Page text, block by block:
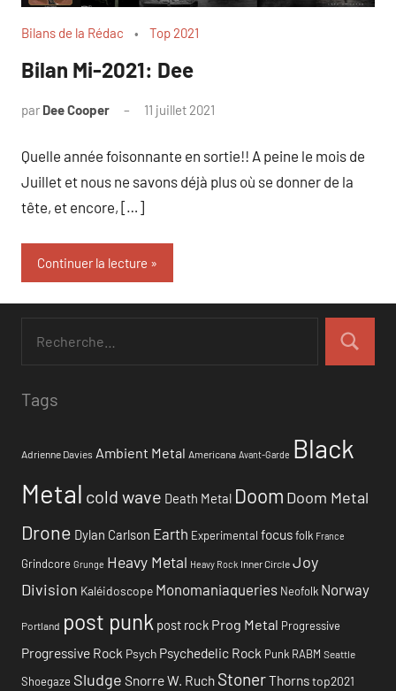
Bilans de la Rédac Top 2021
Bilan Mi-2021: Dee
par Dee Cooper 11 juillet 2021
Quelle année foisonnante en sortie!! A peine le mois de
Juillet et nous ne savons déjà plus où se donner de la
tête, et encore, […]
Continuer la lecture
Tags
Adrienne Davies Ambient Metal Americana Avant-Garde Black
Metal cold wave Death Metal Doom Doom Metal
Drone Dylan Carlson Earth Experimental focusfolk France
Grindcore Grunge Heavy Metal Heavy Rock Inner Circle Joy
Division Kaléidoscope Monomaniaqueries Neofolk Norway
Portland post punk post rock Prog Metal Progressive
Progressive Rock Psych Psychedelic Rock Punk RABM Seattle
Shoegaze Sludge Snorre W. Ruch StonerThornstop2021